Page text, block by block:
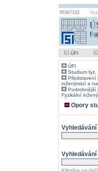
95367122
ÚFI
ÚFI
Studium fyz.
Představení
inženýrství a
Podrobnější
Fyzikální
Opory
Vyhledávání
Vyhledávání